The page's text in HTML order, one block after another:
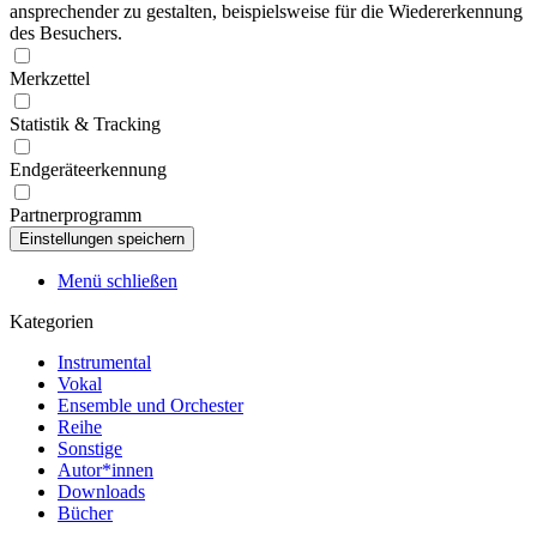
ansprechender zu gestalten, beispielsweise für die Wiedererkennung
des Besuchers.
Merkzettel
Statistik & Tracking
Endgeräteerkennung
Partnerprogramm
Menü schließen
Kategorien
Instrumental
Vokal
Ensemble und Orchester
Reihe
Sonstige
Autor*innen
Downloads
Bücher